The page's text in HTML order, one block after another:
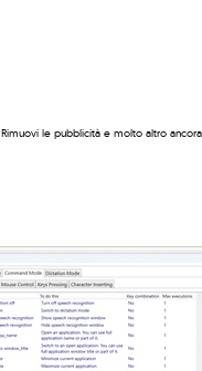
Rimuovi le pubblicità e molto altro